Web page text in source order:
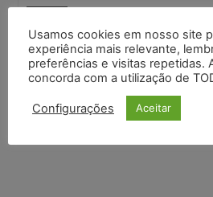
Continuar com Google
Usamos cookies em nosso site
experiência mais relevante,
preferências e visitas repetidas.
concorda com a utilização de
Configurações Aceitar